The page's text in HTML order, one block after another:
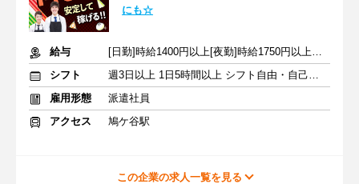
にも☆
給与
[日勤]時給1400円以上[夜勤]時給1750円以上＋交通費
シフト
週3日以上 1日5時間以上 シフト自由・自己申告
雇用形態
派遣社員
アクセス
鳩ケ谷駅
この企業の求人一覧を見る